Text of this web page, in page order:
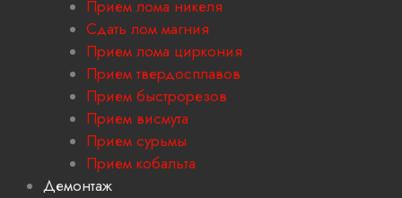
Прием лома никеля
Сдать лом магния
Прием лома циркония
Прием твердосплавов
Прием быстрорезов
Прием висмута
Прием сурьмы
Прием кобальта
Демонтаж